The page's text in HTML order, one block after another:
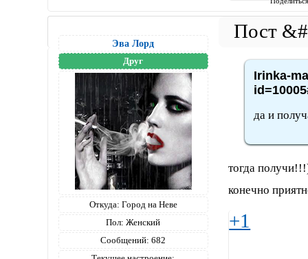
Эва Лорд
Друг
Откуда: Город на Неве
Пол: Женский
Сообщений: 682
Irinka-
да и
тогда
конечно
+1